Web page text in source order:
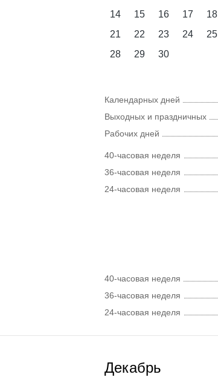
14
15 16 17 18
21
22 23 24 25
28
29 30
Календарных дней
Выходных и праздничных
Рабочих дней
40-часовая неделя
36-часовая неделя
24-часовая неделя
40-часовая неделя
36-часовая неделя
24-часовая неделя
Декабрь